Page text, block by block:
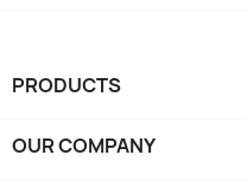
PRODUCTS
OUR COMPANY